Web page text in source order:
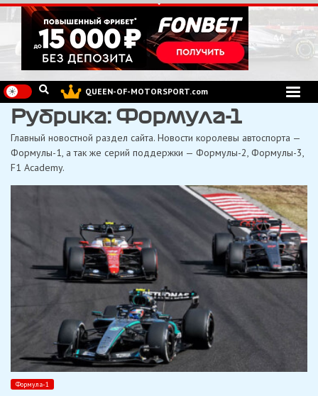
Перейти
к
содержимому
QUEEN-OF-MOTORSPORT.com
Рубрика: Формула-1
Главный новостной раздел сайта. Новости королевы автоспорта —
Формулы-1, а так же серий поддержки — Формулы-2, Формулы-3,
F1 Academy.
Формула-1